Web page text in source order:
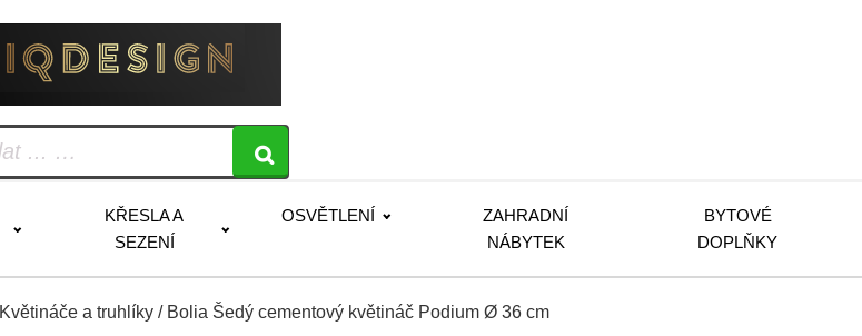
KŘESLA A
SEZENÍ
OSVĚTLENÍ
ZAHRADNÍ
NÁBYTEK
BYTOVÉ
DOPLŇKY
Květináče a truhlíky / Bolia Šedý cementový květináč Podium Ø 36 cm